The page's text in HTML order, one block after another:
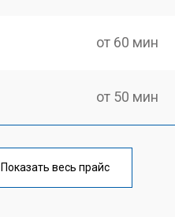
от 60 мин
от 50 мин
от 60 мин
Показать весь прайс